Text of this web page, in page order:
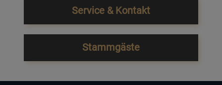
Service & Kontakt
Stammgäste